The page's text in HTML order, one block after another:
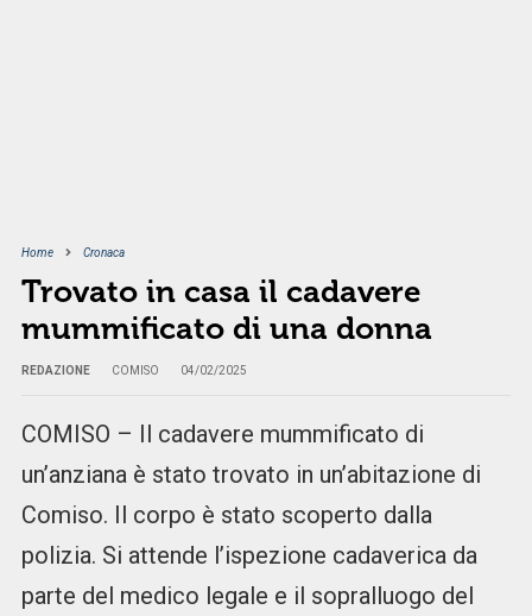
Home Cronaca
Trovato in casa il cadavere
mummificato di una donna
REDAZIONE COMISO 04/02/2025
COMISO – Il cadavere mummificato di
un’anziana è stato trovato in un’abitazione di
Comiso. Il corpo è stato scoperto dalla
polizia. Si attende l’ispezione cadaverica da
parte del medico legale e il sopralluogo del